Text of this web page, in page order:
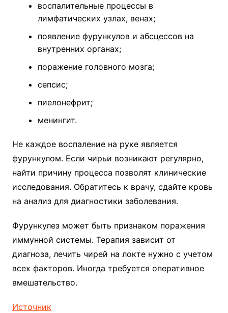
воспалительные процессы в
лимфатических узлах, венах;
появление фурункулов и абсцессов на
внутренних органах;
поражение головного мозга;
сепсис;
пиелонефрит;
менингит.
Не каждое воспаление на руке является
фурункулом. Если чирьи возникают регулярно,
найти причину процесса позволят клинические
исследования. Обратитесь к врачу, сдайте кровь
на анализ для диагностики заболевания.
Фурункулез может быть признаком поражения
иммунной системы. Терапия зависит от
диагноза, лечить чирей на локте нужно с учетом
всех факторов. Иногда требуется оперативное
вмешательство.
Источник